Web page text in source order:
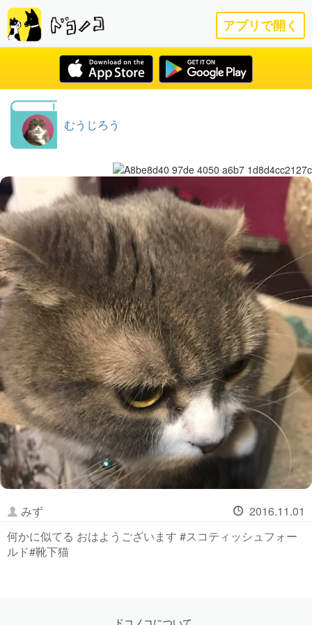
アプリで開く
むうじろう
みず
2016.11.01
何かに似てる おはようございます #スコティッシュフォー
ルド#靴下猫